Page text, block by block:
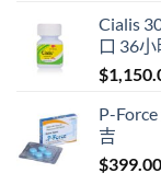
Cialis
口 36
$
P-
吉
$399.00